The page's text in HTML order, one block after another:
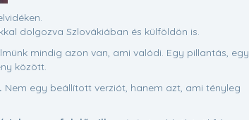
dolgozva Szlovákiában és külföldön is.
mindig azon van, ami valódi. Egy pillantás, egy
között.
Nem egy beállított verziót, hanem azt, ami tényleg